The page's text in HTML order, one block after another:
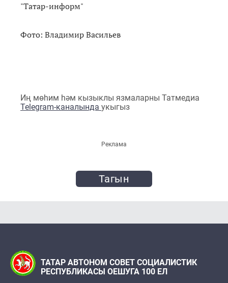
"Татар-информ"
Фото: Владимир Васильев
Иң мөһим һәм кызыклы язмаларны Татмедиа
Telegram-каналында укыгыз
Реклама
Тагын
ТАТАР АВТОНОМ СОВЕТ СОЦИАЛИСТИК
РЕСПУБЛИКАСЫ ОЕШУГА 100 ЕЛ